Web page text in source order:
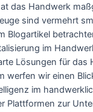
das Handwerk
sind vermehrt
Blogartikel
im
Lösungen für das
werfen wir einen
im
Plattformen zur